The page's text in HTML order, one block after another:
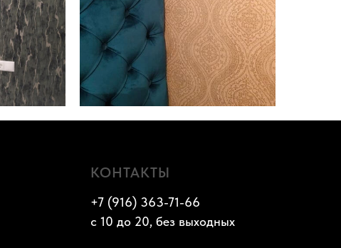
КОНТАКТЫ
+7 (916) 363-71-66
с 10 до 20, без выходных